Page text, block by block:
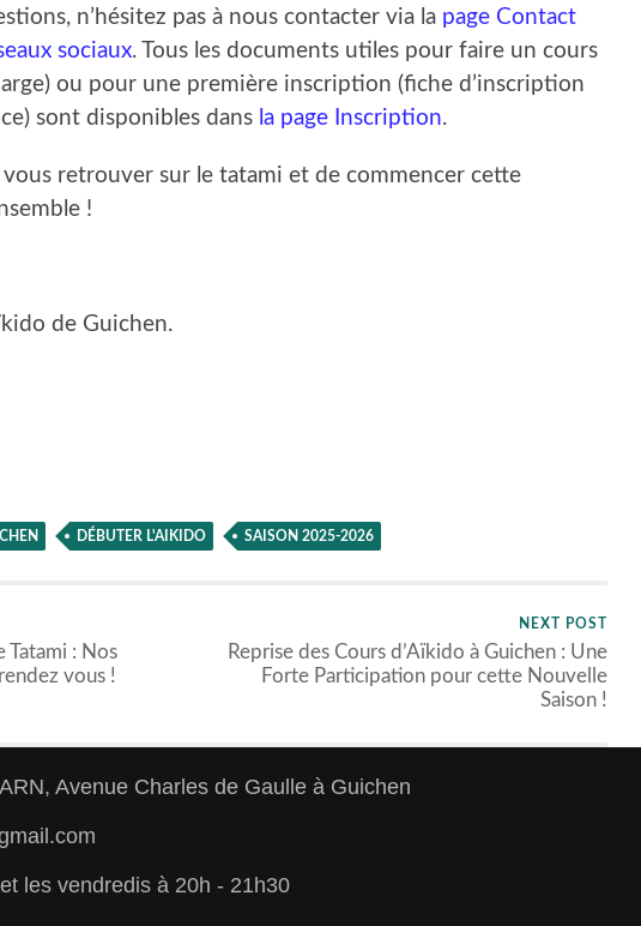
n’hésitez pas à nous contacter via la page Contact
sociaux. Tous les documents utiles pour faire un cours
ou pour une première inscription (fiche d’inscription
sont disponibles dans la page Inscription.
vous retrouver sur le tatami et de commencer cette
!
de Guichen.
DÉBUTER L'AIKIDO SAISON 2025-2026
Tatami : Nos
vous !
NEXT POST
Reprise des Cours d’Aïkido à Guichen : Une
Forte Participation pour cette Nouvelle
Saison !
Avenue Charles de Gaulle à Guichen
les vendredis à 20h - 21h30